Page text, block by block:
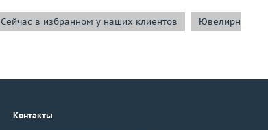
Сейчас в избранном у наших клиентов Ювелирные
Контакты